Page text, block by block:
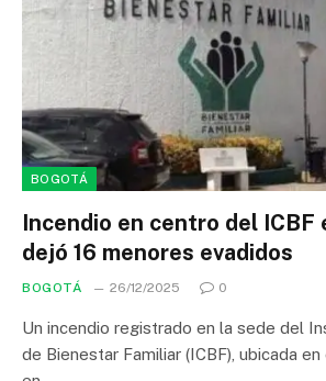
BOGOTÁ
Incendio en centro del ICBF
dejó 16 menores evadidos
BOGOTÁ 26/12/2025 0
Un incendio registrado en la sede del
de Bienestar Familiar (ICBF), ubicada en